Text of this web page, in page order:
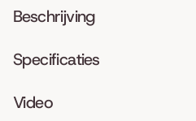
Beschrijving
Specificaties
Video